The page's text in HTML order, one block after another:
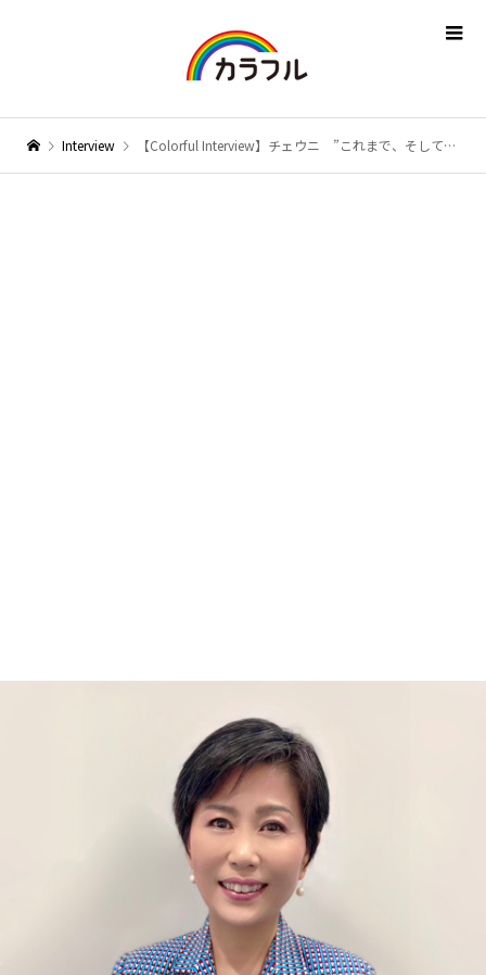
Interview 【Colorful Interview】チェウニ ”これまで、そしてこれから”。25周年記念曲「オータム イン トーキョー」とともに新たな一歩を